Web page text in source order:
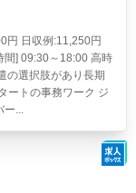
円 日収例:11,250円
間] 09:30～18:00 高時
の選択肢があり長期
ートの事務ワーク ジ
ー...